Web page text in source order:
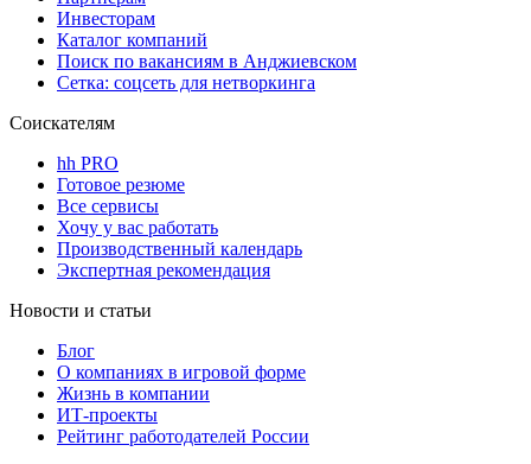
Инвесторам
Каталог компаний
Поиск по вакансиям в Анджиевском
Сетка: соцсеть для нетворкинга
Соискателям
hh PRO
Готовое резюме
Все сервисы
Хочу у вас работать
Производственный календарь
Экспертная рекомендация
Новости и статьи
Блог
О компаниях в игровой форме
Жизнь в компании
ИТ-проекты
Рейтинг работодателей России